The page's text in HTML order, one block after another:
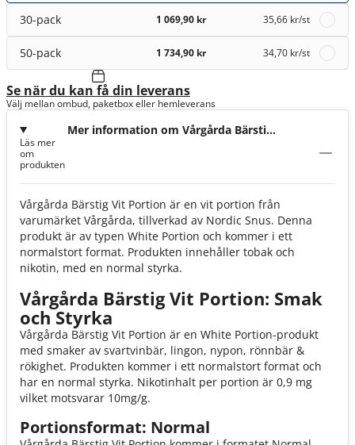
30-pack 1 069,90 kr 35,66 kr/st
50-pack 1 734,90 kr 34,70 kr/st
Se när du kan få din leverans
Välj mellan ombud, paketbox eller hemleverans
Mer information om Vårgårda Bärstig
Läs mer
om
produkten
Vårgårda Bärstig Vit Portion är en vit portion från
varumärket Vårgårda, tillverkad av Nordic Snus. Denna
produkt är av typen White Portion och kommer i ett
normalstort format. Produkten innehåller tobak och
nikotin, med en normal styrka.
Vårgårda Bärstig Vit Portion: Smak
och Styrka
Vårgårda Bärstig Vit Portion är en White Portion-produkt
med smaker av svartvinbär, lingon, nypon, rönnbär &
rökighet. Produkten kommer i ett normalstort format och
har en normal styrka. Nikotinhalt per portion är 0,9 mg
vilket motsvarar 10mg/g.
Portionsformat: Normal